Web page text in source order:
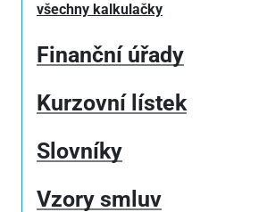
všechny kalkulačky
Finanční úřady
Kurzovní lístek
Slovníky
Vzory smluv